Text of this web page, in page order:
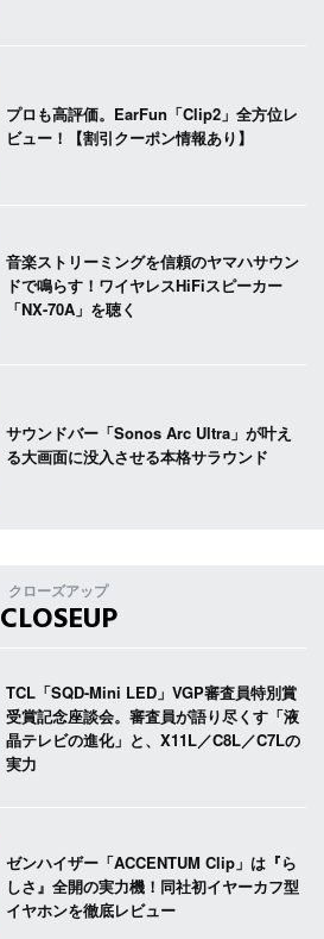
プロも高評価。EarFun「Clip2」全方位レ
ビュー！【割引クーポン情報あり】
音楽ストリーミングを信頼のヤマハサウン
ドで鳴らす！ワイヤレスHiFiスピーカー
「NX-70A」を聴く
サウンドバー「Sonos Arc Ultra」が叶え
る大画面に没入させる本格サラウンド
クローズアップ
CLOSEUP
TCL「SQD-Mini LED」VGP審査員特別賞
受賞記念座談会。審査員が語り尽くす「液
晶テレビの進化」と、X11L／C8L／C7Lの
実力
ゼンハイザー「ACCENTUM Clip」は『ら
しさ』全開の実力機！同社初イヤーカフ型
イヤホンを徹底レビュー